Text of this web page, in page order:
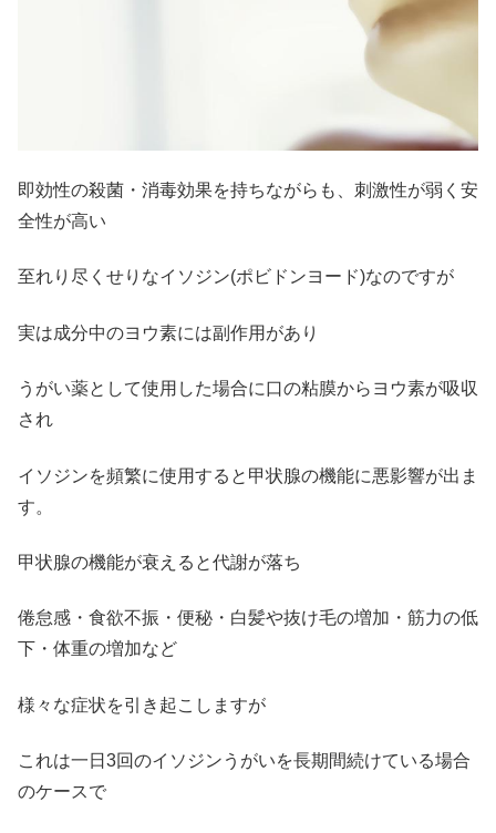
即効性の殺菌・消毒効果を持ちながらも、刺激性が弱く安
全性が高い
至れり尽くせりなイソジン(ポビドンヨード)なのですが
実は成分中のヨウ素には副作用があり
うがい薬として使用した場合に口の粘膜からヨウ素が吸収
され
イソジンを頻繁に使用すると甲状腺の機能に悪影響が出ま
す。
甲状腺の機能が衰えると代謝が落ち
倦怠感・食欲不振・便秘・白髪や抜け毛の増加・筋力の低
下・体重の増加など
様々な症状を引き起こしますが
これは一日3回のイソジンうがいを長期間続けている場合
のケースで